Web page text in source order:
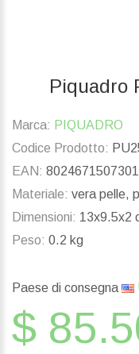
Piquadro
Marca: PIQUADRO
Codice Prodotto:
EAN: 8024671507301
Materiale: vera pelle,
Dimensioni: 13x9.5x2
Peso: 0.2 kg
Paese di consegna
$